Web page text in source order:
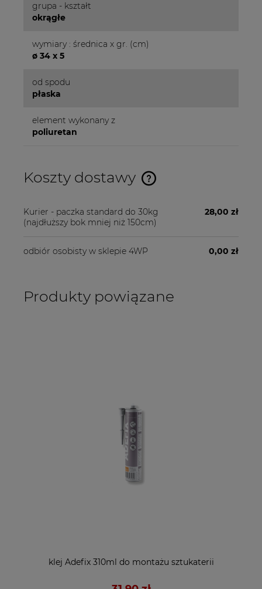
grupa - kształt
okrągłe
wymiary : średnica x gr. (cm)
ø 34 x 5
od spodu
płaska
element wykonany z
poliuretan
Koszty dostawy
Cena nie zawiera ewentualnych kosztów płatności
Kurier - paczka standard do 30kg
(najdłuższy bok mniej niż 150cm)
28,00 zł
odbiór osobisty w sklepie 4WP 0,00 zł
Produkty powiązane
klej Adefix 310ml do montażu sztukaterii